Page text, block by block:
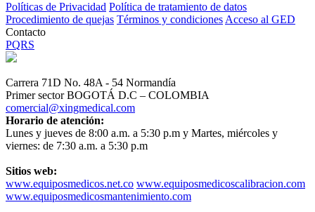
Políticas de Privacidad Política de tratamiento de datos
Procedimiento de quejas Términos y condiciones Acceso al GED
Contacto
PQRS
Carrera 71D No. 48A - 54 Normandía
Primer sector BOGOTÁ D.C – COLOMBIA
comercial@xingmedical.com
Horario de atención:
Lunes y jueves de 8:00 a.m. a 5:30 p.m y Martes, miércoles y
viernes: de 7:30 a.m. a 5:30 p.m
Sitios web:
www.equiposmedicos.net.co www.equiposmedicoscalibracion.com
www.equiposmedicosmantenimiento.com